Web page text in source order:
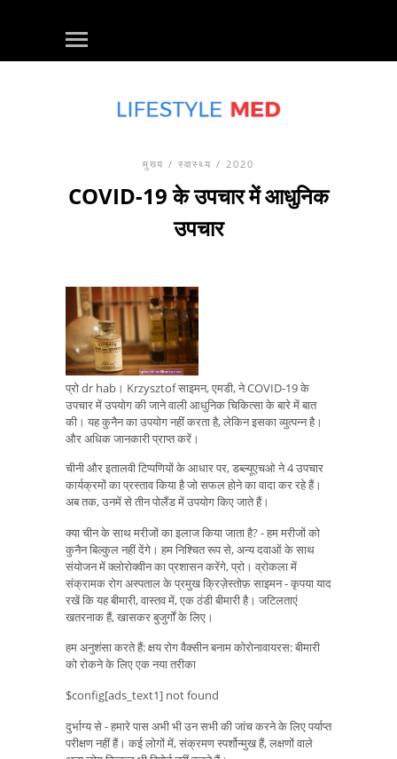
मुख्य / स्वास्थ्य / 2020
COVID-19 के उपचार में आधुनिक
उपचार
प्रो dr hab। Krzysztof साइमन, एमडी, ने COVID-19 के
उपचार में उपयोग की जाने वाली आधुनिक चिकित्सा के बारे में बात
की। यह कुनैन का उपयोग नहीं करता है, लेकिन इसका व्युत्पन्न है।
और अधिक जानकारी प्राप्त करें।
चीनी और इतालवी टिप्पणियों के आधार पर, डब्ल्यूएचओ ने 4 उपचार
कार्यक्रमों का प्रस्ताव किया है जो सफल होने का वादा कर रहे हैं।
अब तक, उनमें से तीन पोलैंड में उपयोग किए जाते हैं।
क्या चीन के साथ मरीजों का इलाज किया जाता है? - हम मरीजों को
कुनैन बिल्कुल नहीं देंगे। हम निश्चित रूप से, अन्य दवाओं के साथ
संयोजन में क्लोरोक्वीन का प्रशासन करेंगे, प्रो। व्रोकला में
संक्रामक रोग अस्पताल के प्रमुख क्रिज़ेस्तोफ़ साइमन - कृपया याद
रखें कि यह बीमारी, वास्तव में, एक ठंडी बीमारी है। जटिलताएं
खतरनाक हैं, खासकर बुजुर्गों के लिए।
हम अनुशंसा करते हैं: क्षय रोग वैक्सीन बनाम कोरोनावायरस: बीमारी
को रोकने के लिए एक नया तरीका
$config[ads_text1] not found
दुर्भाग्य से - हमारे पास अभी भी उन सभी की जांच करने के लिए पर्याप्त
परीक्षण नहीं हैं। कई लोगों में, संक्रमण स्पर्शोन्मुख हैं, लक्षणों वाले